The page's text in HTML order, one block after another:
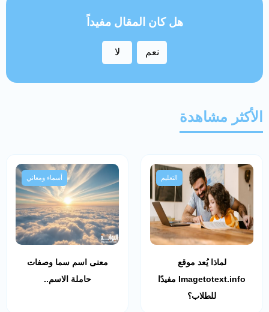
هل كان المقال مفيداً
نعم لا
الأكثر مشاهدة
التعليم
لماذا يُعد موقع
Imagetotext.info مفيدًا
للطلاب؟
أسماء ومعاني
معنى اسم سما وصفات
حاملة الاسم..